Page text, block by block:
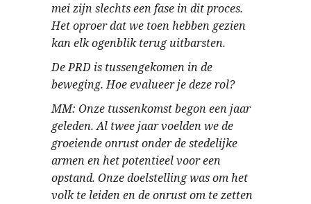
mei zijn slechts een fase in dit proces.
Het oproer dat we toen hebben gezien
kan elk ogenblik terug uitbarsten.
De PRD is tussengekomen in de
beweging. Hoe evalueer je deze rol?
MM: Onze tussenkomst begon een jaar
geleden. Al twee jaar voelden we de
groeiende onrust onder de stedelijke
armen en het potentieel voor een
opstand. Onze doelstelling was om het
volk te leiden en de onrust om te zetten